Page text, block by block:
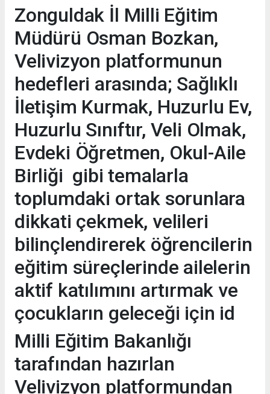
Zonguldak İl Milli Eğitim
Müdürü Osman Bozkan,
Velivizyon platformunun
hedefleri arasında; Sağlıklı
İletişim Kurmak, Huzurlu Ev,
Huzurlu Sınıftır, Veli Olmak,
Evdeki Öğretmen, Okul-Aile
Birliği gibi temalarla
toplumdaki ortak sorunlara
dikkati çekmek, velileri
bilinçlendirerek öğrencilerin
eğitim süreçlerinde ailelerin
aktif katılımını artırmak ve
çocukların geleceği için id
Milli Eğitim Bakanlığı
tarafından hazırlan
Velivizyon platformundan